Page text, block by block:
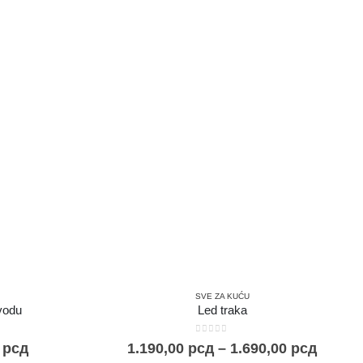
рсд
SVE ZA KUĆU
Led traka
out of 5
1.190,00 рсд – 1.690,00 рсд